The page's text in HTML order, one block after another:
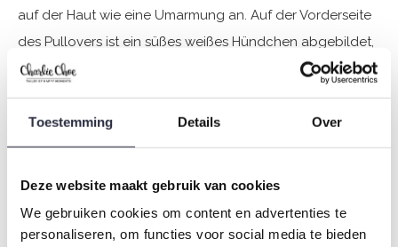
Toestemming Details Over
Deze website maakt gebruik van cookies
We gebruiken cookies om content en advertenties te
personaliseren, om functies voor social media te bieden
auf der Haut wie eine Umarmung an. Auf der Vorderseite
des Pullovers ist ein süßes weißes Hündchen abgebildet,
das sofort ein Lächeln hervorruft. Die passende Velours-
Pyjama-Hose rundet das Set ab – perfekt zum
Entspannen an kalten Herbst- und Wintertagen.
Spezifikationen
Marke: Charlie Choe
Saison: Autumn/Winter 2025